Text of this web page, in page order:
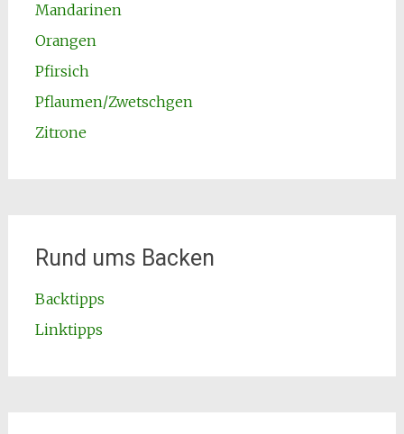
Mandarinen
Orangen
Pfirsich
Pflaumen/Zwetschgen
Zitrone
Rund ums Backen
Backtipps
Linktipps